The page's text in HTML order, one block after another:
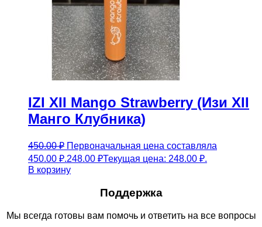
IZI XII Mango Strawberry (Изи XII
Манго Клубника)
450.00₽ Первоначальная цена составляла
450.00 ₽.248.00 ₽Текущая цена: 248.00 ₽.
В корзину
Поддержка
Мы всегда готовы вам помочь и ответить на все вопросы